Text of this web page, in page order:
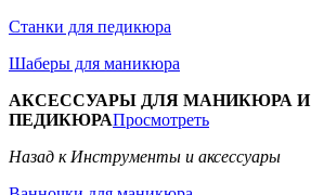
Станки для педикюра
Шаберы для маникюра
АКСЕССУАРЫ ДЛЯ МАНИКЮРА И
ПЕДИКЮРАПросмотреть
Назад к Инструменты и аксессуары